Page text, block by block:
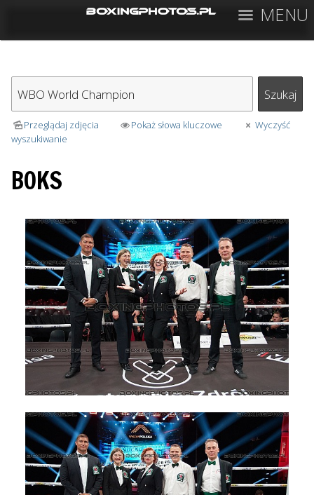
MENU
Przeglądaj zdjęcia Pokaż słowa kluczowe
Wyczyść
wyszukiwanie
BOKS